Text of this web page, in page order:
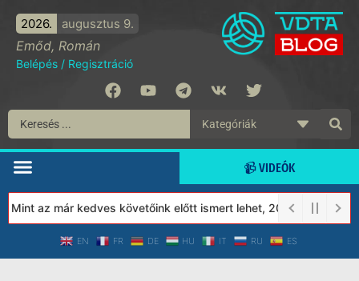
2026. augusztus 9.
Emőd, Román
Belépés / Regisztráció
📹 VIDEÓK
az már kedves követőink előtt ismert lehet, 2023-tól a
EN FR DE HU IT RU ES